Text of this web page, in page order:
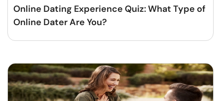
Online Dating Experience Quiz: What Type of
Online Dater Are You?